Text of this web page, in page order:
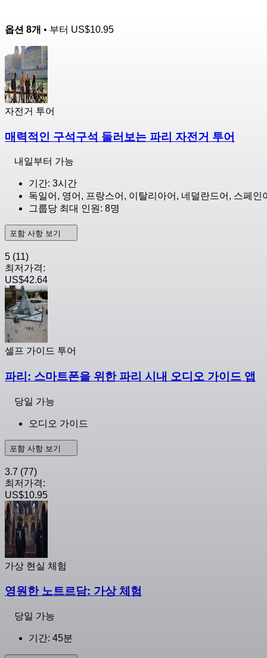
옵션 8개 • 부터 US$10.95
자전거 투어
매력적인 구석구석 둘러보는 파리 자전거 투어
내일부터 가능
기간: 3시간
독일어, 영어, 프랑스어, 이탈리아어, 네덜란드어, 스페인
그룹당 최대 인원: 8명
포함 사항 보기
5 (11)
최저가격:
US$42.64
셀프 가이드 투어
파리: 스마트폰을 위한 파리 시내 오디오 가이드 앱
당일 가능
오디오 가이드
포함 사항 보기
3.7 (77)
최저가격:
US$10.95
가상 현실 체험
영원한 노트르담: 가상 체험
당일 가능
기간: 45분